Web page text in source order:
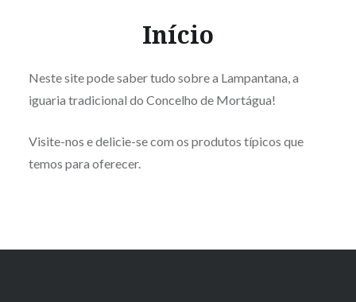
Início
Neste site pode saber tudo sobre a Lampantana, a
iguaria tradicional do Concelho de Mortágua!
Visite-nos e delicie-se com os produtos típicos que
temos para oferecer.